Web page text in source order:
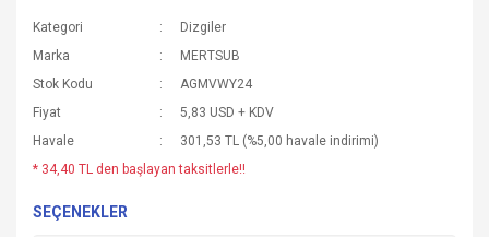
Kategori
Dizgiler
Marka
MERTSUB
Stok Kodu
AGMVWY24
Fiyat
5,83 USD + KDV
Havale
301,53 TL (%5,00 havale indirimi)
* 34,40 TL den başlayan taksitlerle!!
SEÇENEKLER